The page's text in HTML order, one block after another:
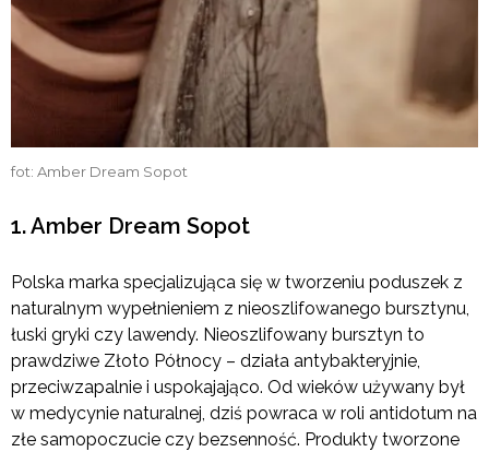
fot: Amber Dream Sopot
1. Amber Dream Sopot
Polska marka specjalizująca się w tworzeniu poduszek z
naturalnym wypełnieniem z nieoszlifowanego bursztynu,
łuski gryki czy lawendy. Nieoszlifowany bursztyn to
prawdziwe Złoto Północy – działa antybakteryjnie,
przeciwzapalnie i uspokajająco. Od wieków używany był
w medycynie naturalnej, dziś powraca w roli antidotum na
złe samopoczucie czy bezsenność. Produkty tworzone